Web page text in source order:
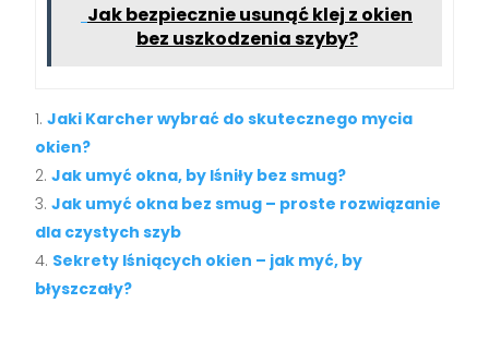
Jak bezpiecznie usunąć klej z okien
bez uszkodzenia szyby?
Jaki Karcher wybrać do skutecznego mycia
okien?
Jak umyć okna, by lśniły bez smug?
Jak umyć okna bez smug – proste rozwiązanie
dla czystych szyb
Sekrety lśniących okien – jak myć, by
błyszczały?